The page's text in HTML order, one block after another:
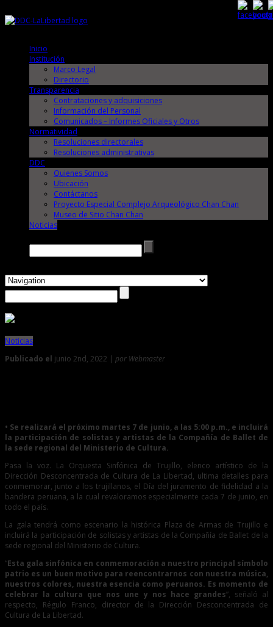
Inicio
Institución
Marco Legal
Directorio
Transparencia
Contrataciones y adquisiciones
Información del Personal
Comunicados – Informes Oficiales y Otros
Normatividad
Resoluciones directorales
Resoluciones administrativas
DDC
Quienes Somos
Ubicación
Contáctanos
Proyecto Especial Complejo Arqueológico Chan Chan
Museo de Sitio Chan Chan
Noticias
Noticias
Publicado el junio 2nd, 2022 | por Webmaster
• Se realizará el próximo martes 7 de junio, a las 5:00 p.m., e incluirá
la participación de solistas y artistas de la Compañía de Ballet de
la sede regional del Ministerio de Cultura.
Pasa la voz. La Orquesta Sinfónica de Trujillo, elenco artístico de la
Dirección Desconcentrada de Cultura de La Libertad, ultima detalles para
conmemorar, junto a los trujillanos, el Día del juramento de fidelidad a la
bandera peruana, a la cual revaloramos especialmente cada 7 de junio, en
todo el país.
La gala tendrá como escenario la histórica Plaza de Armas de Trujillo e
incluirá la participación de solistas y artistas de la Compañía de Ballet de la
sede regional del Ministerio de Cultura.
“Esta gala sinfónica en conmemoración a nuestro principal símbolo
patrio es un buen motivo para reencontrarnos con nuestra música,
nuestros colores, nuestra esencia como peruanos. Es momento de
celebrar la cultura que nos une y nos hace grandes”, señaló al
respecto, Régulo Franco, director de la Dirección Desconcentrada de
Cultura de La Libertad.